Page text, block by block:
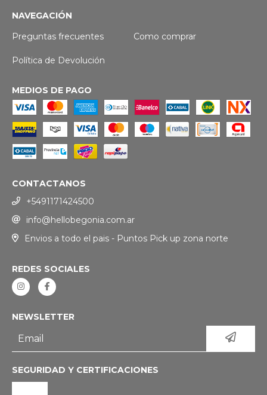
NAVEGACIÓN
Preguntas frecuentes
Como comprar
Política de Devolución
MEDIOS DE PAGO
CONTACTANOS
+5491171424500
info@hellobegonia.com.ar
Envios a todo el pais - Puntos Pick up zona norte
REDES SOCIALES
NEWSLETTER
SEGURIDAD Y CERTIFICACIONES